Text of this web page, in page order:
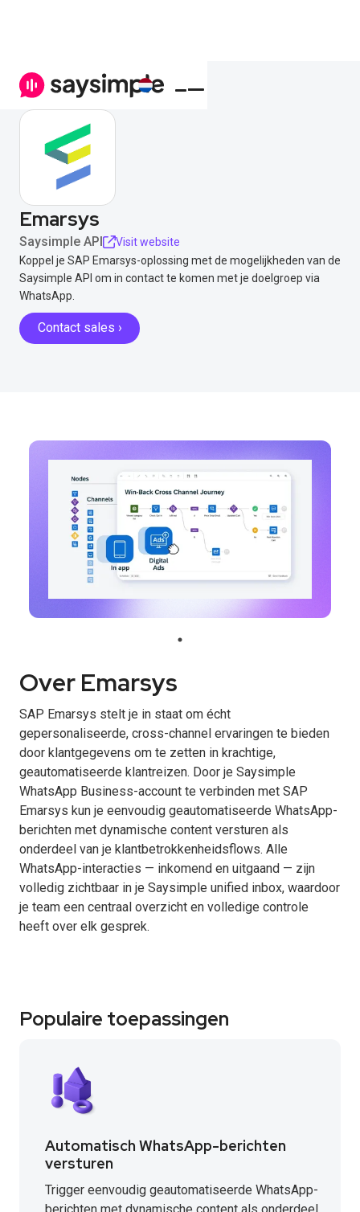
Emarsys
Saysimple API
Visit website
Koppel je SAP Emarsys-oplossing met de mogelijkheden van de
Saysimple API om in contact te komen met je doelgroep via
WhatsApp.
Contact sales ›
Over Emarsys
SAP Emarsys stelt je in staat om écht
gepersonaliseerde, cross-channel ervaringen te bieden
door klantgegevens om te zetten in krachtige,
geautomatiseerde klantreizen. Door je Saysimple
WhatsApp Business-account te verbinden met SAP
Emarsys kun je eenvoudig geautomatiseerde WhatsApp-
berichten met dynamische content versturen als
onderdeel van je klantbetrokkenheidsflows. Alle
WhatsApp-interacties — inkomend en uitgaand — zijn
volledig zichtbaar in je Saysimple unified inbox, waardoor
je team een centraal overzicht en volledige controle
heeft over elk gesprek.
Populaire toepassingen
Automatisch WhatsApp-berichten
versturen
Trigger eenvoudig geautomatiseerde WhatsApp-
berichten met dynamische content als onderdeel